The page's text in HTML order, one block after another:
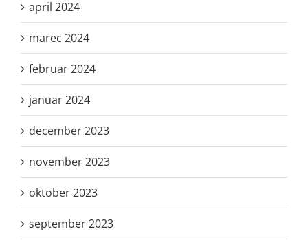
april 2024
marec 2024
februar 2024
januar 2024
december 2023
november 2023
oktober 2023
september 2023